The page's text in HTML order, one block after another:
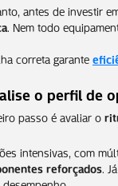
antes de investir
. Nem todo
correta garante
o perfil de
passo é avaliar o
intensivas, com
reforçados.